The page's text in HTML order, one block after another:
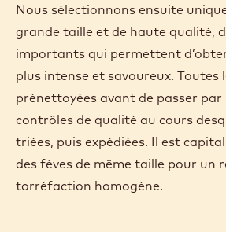
Nous sélectionnons ensuite
grande taille et de haute qualité,
importants qui permettent
plus intense et savoureux. Toutes
prénettoyées avant de passer par
contrôles de qualité au cours
triées, puis expédiées. Il est
des fèves de même taille pour un
torréfaction homogène.